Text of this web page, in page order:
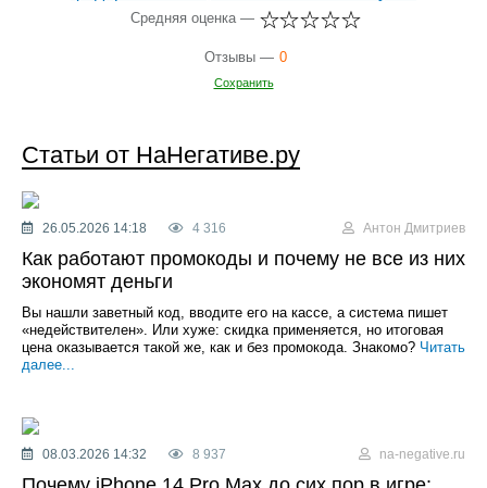
Средняя оценка —
Отзывы — 0
Сохранить
Статьи от НаНегативе.ру
26.05.2026 14:18 4 316 Антон Дмитриев
Как работают промокоды и почему не все из них
экономят деньги
Вы нашли заветный код, вводите его на кассе, а система пишет
«недействителен». Или хуже: скидка применяется, но итоговая
цена оказывается такой же, как и без промокода. Знакомо? Читать
далее...
08.03.2026 14:32 8 937 na-negative.ru